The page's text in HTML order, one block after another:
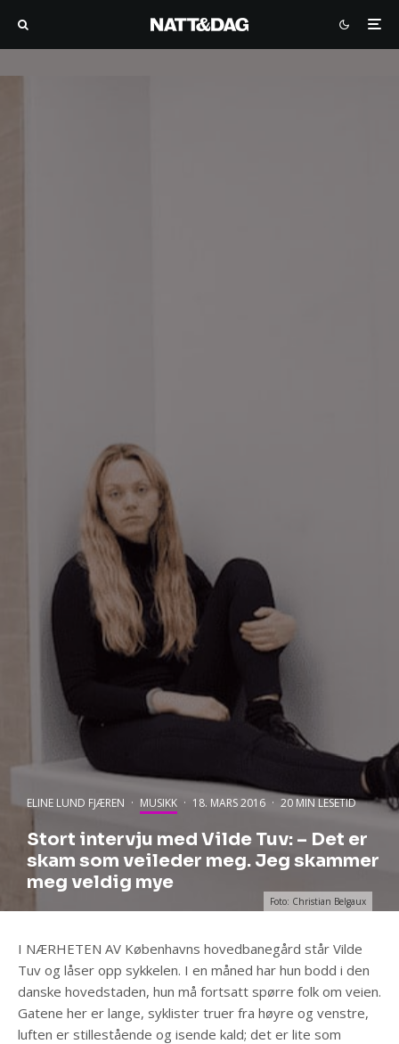
Foto: Christian Belgaux
ELINE LUND FJÆREN · MUSIKK · 18. MARS 2016 · 20 MIN LESETID
Stort intervju med Vilde Tuv: – Det er
skam som veileder meg. Jeg skammer
meg veldig mye
I NÆRHETEN AV Københavns hovedbanegård står Vilde
Tuv og låser opp sykkelen. I en måned har hun bodd i den
danske hovedstaden, hun må fortsatt spørre folk om veien.
Gatene her er lange, syklister truer fra høyre og venstre,
luften er stillestående og isende kald; det er lite som